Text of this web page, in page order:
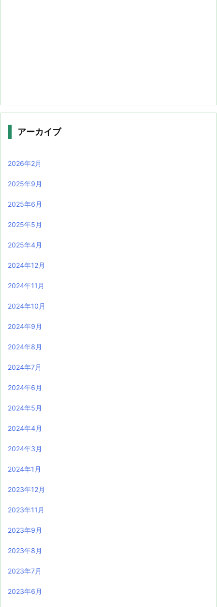
アーカイブ
2026年2月
2025年9月
2025年6月
2025年5月
2025年4月
2024年12月
2024年11月
2024年10月
2024年9月
2024年8月
2024年7月
2024年6月
2024年5月
2024年4月
2024年3月
2024年1月
2023年12月
2023年11月
2023年9月
2023年8月
2023年7月
2023年6月